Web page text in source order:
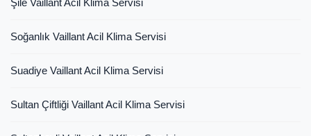
Soğanlık Vaillant Acil Klima Servisi
Suadiye Vaillant Acil Klima Servisi
Sultan Çiftliği Vaillant Acil Klima Servisi